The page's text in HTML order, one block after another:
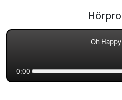
Oh Happy
0:00